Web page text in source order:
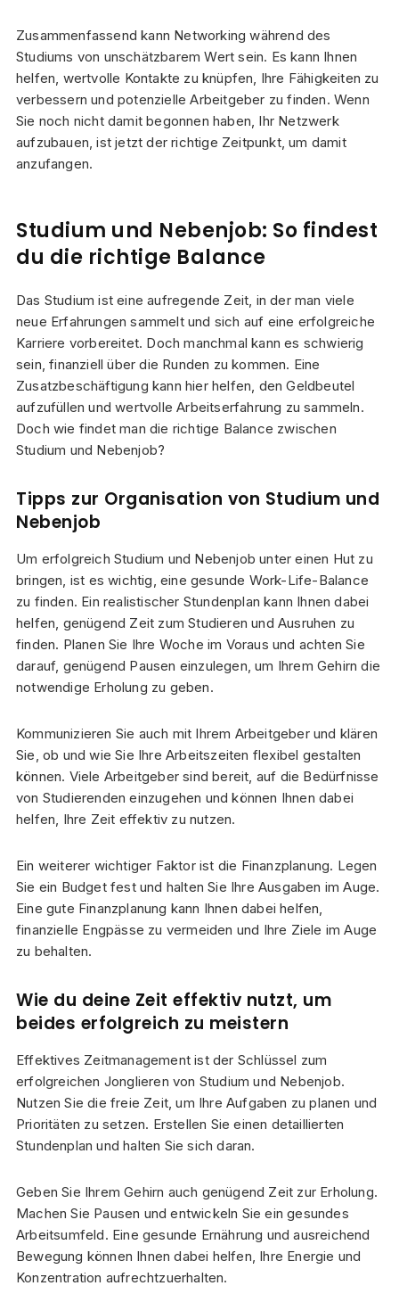
Zusammenfassend kann Networking während des
Studiums von unschätzbarem Wert sein. Es kann Ihnen
helfen, wertvolle Kontakte zu knüpfen, Ihre Fähigkeiten zu
verbessern und potenzielle Arbeitgeber zu finden. Wenn
Sie noch nicht damit begonnen haben, Ihr Netzwerk
aufzubauen, ist jetzt der richtige Zeitpunkt, um damit
anzufangen.
Studium und Nebenjob: So findest
du die richtige Balance
Das Studium ist eine aufregende Zeit, in der man viele
neue Erfahrungen sammelt und sich auf eine erfolgreiche
Karriere vorbereitet. Doch manchmal kann es schwierig
sein, finanziell über die Runden zu kommen. Eine
Zusatzbeschäftigung kann hier helfen, den Geldbeutel
aufzufüllen und wertvolle Arbeitserfahrung zu sammeln.
Doch wie findet man die richtige Balance zwischen
Studium und Nebenjob?
Tipps zur Organisation von Studium und
Nebenjob
Um erfolgreich Studium und Nebenjob unter einen Hut zu
bringen, ist es wichtig, eine gesunde Work-Life-Balance
zu finden. Ein realistischer Stundenplan kann Ihnen dabei
helfen, genügend Zeit zum Studieren und Ausruhen zu
finden. Planen Sie Ihre Woche im Voraus und achten Sie
darauf, genügend Pausen einzulegen, um Ihrem Gehirn die
notwendige Erholung zu geben.
Kommunizieren Sie auch mit Ihrem Arbeitgeber und klären
Sie, ob und wie Sie Ihre Arbeitszeiten flexibel gestalten
können. Viele Arbeitgeber sind bereit, auf die Bedürfnisse
von Studierenden einzugehen und können Ihnen dabei
helfen, Ihre Zeit effektiv zu nutzen.
Ein weiterer wichtiger Faktor ist die Finanzplanung. Legen
Sie ein Budget fest und halten Sie Ihre Ausgaben im Auge.
Eine gute Finanzplanung kann Ihnen dabei helfen,
finanzielle Engpässe zu vermeiden und Ihre Ziele im Auge
zu behalten.
Wie du deine Zeit effektiv nutzt, um
beides erfolgreich zu meistern
Effektives Zeitmanagement ist der Schlüssel zum
erfolgreichen Jonglieren von Studium und Nebenjob.
Nutzen Sie die freie Zeit, um Ihre Aufgaben zu planen und
Prioritäten zu setzen. Erstellen Sie einen detaillierten
Stundenplan und halten Sie sich daran.
Geben Sie Ihrem Gehirn auch genügend Zeit zur Erholung.
Machen Sie Pausen und entwickeln Sie ein gesundes
Arbeitsumfeld. Eine gesunde Ernährung und ausreichend
Bewegung können Ihnen dabei helfen, Ihre Energie und
Konzentration aufrechtzuerhalten.